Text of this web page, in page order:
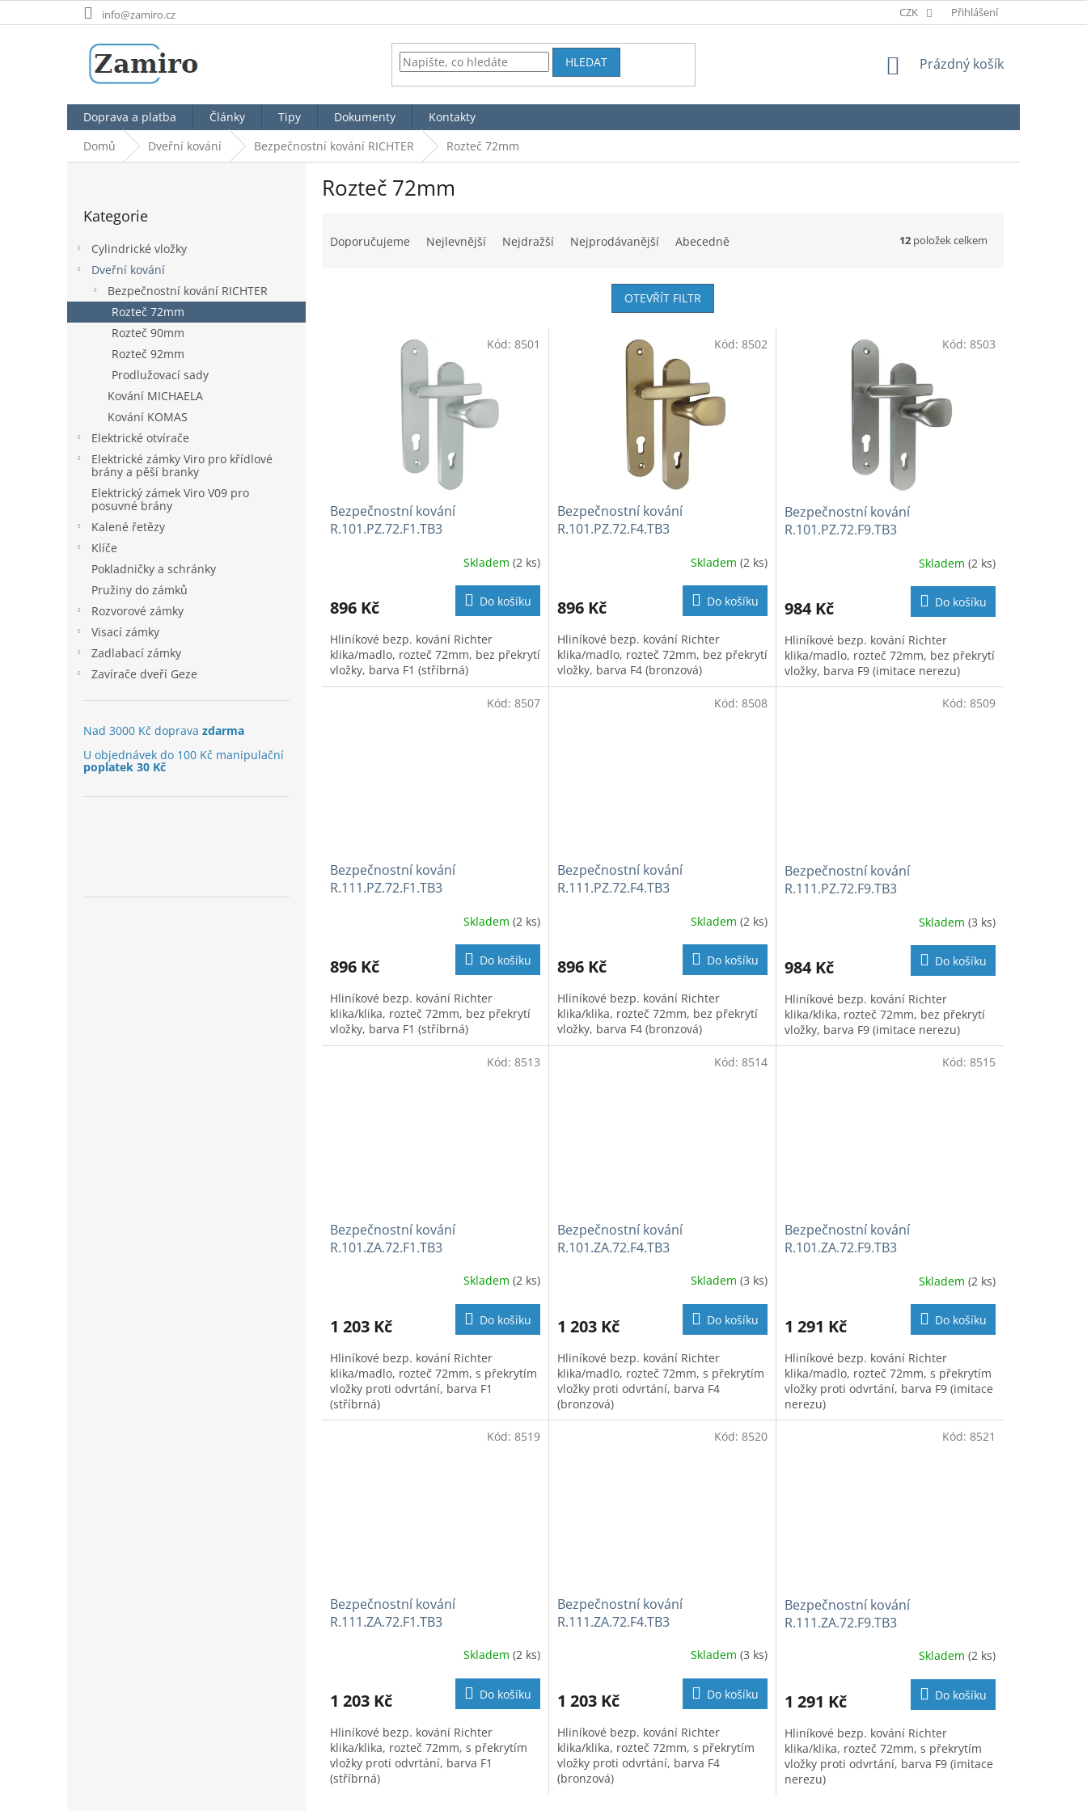
na
info@zamiro.cz CZK Přihlášení
HLEDAT
NÁKUPNÍ
Prázdný košík
Doprava a platba Články Tipy Dokumenty
Kontakty
Domů
Dveřní kování Bezpečnostní kování RICHTER Rozteč 72mm
kategorie
Kategorie
Cylindrické vložky
Dveřní kování
Bezpečnostní kování RICHTER
Rozteč 72mm
Rozteč 90mm
Rozteč 92mm
Prodlužovací sady
Kování MICHAELA
Kování KOMAS
Elektrické otvírače
Elektrické zámky Viro pro křídlové
brány a pěší branky
Elektrický zámek Viro V09 pro
posuvné brány
Kalené řetězy
Klíče
Pokladničky a schránky
Pružiny do zámků
Rozvorové zámky
Visací zámky
Zadlabací zámky
Zavírače dveří Geze
Nad 3000 Kč doprava zdarma
U objednávek do 100 Kč manipulační
poplatek 30 Kč
Rozteč 72mm
Doporučujeme Nejlevnější Nejdražší Nejprodávanější Abecedně 12 položek celkem
OTEVŘÍT FILTR
Bezpečnostní kování
R.101.PZ.72.F1.TB3
Skladem (2 ks)
896 Kč Do košíku
Hliníkové bezp. kování Richter
klika/madlo, rozteč 72mm, bez překrytí
vložky, barva F1 (stříbrná)
Kód: 8501
Bezpečnostní kování
R.101.PZ.72.F4.TB3
Skladem (2 ks)
896 Kč Do košíku
Hliníkové bezp. kování Richter
klika/madlo, rozteč 72mm, bez překrytí
vložky, barva F4 (bronzová)
Kód: 8502
Bezpečnostní kování
R.101.PZ.72.F9.TB3
Skladem (2 ks)
984 Kč Do košíku
Hliníkové bezp. kování Richter
klika/madlo, rozteč 72mm, bez překrytí
vložky, barva F9 (imitace nerezu)
Kód: 8503
Bezpečnostní kování
R.111.PZ.72.F1.TB3
Skladem (2 ks)
896 Kč Do košíku
Hliníkové bezp. kování Richter
klika/klika, rozteč 72mm, bez překrytí
vložky, barva F1 (stříbrná)
Kód: 8507
Bezpečnostní kování
R.111.PZ.72.F4.TB3
Skladem (2 ks)
896 Kč Do košíku
Hliníkové bezp. kování Richter
klika/klika, rozteč 72mm, bez překrytí
vložky, barva F4 (bronzová)
Kód: 8508
Bezpečnostní kování
R.111.PZ.72.F9.TB3
Skladem (3 ks)
984 Kč Do košíku
Hliníkové bezp. kování Richter
klika/klika, rozteč 72mm, bez překrytí
vložky, barva F9 (imitace nerezu)
Kód: 8509
Bezpečnostní kování
R.101.ZA.72.F1.TB3
Skladem (2 ks)
1 203 Kč Do košíku
Hliníkové bezp. kování Richter
klika/madlo, rozteč 72mm, s překrytím
vložky proti odvrtání, barva F1
(stříbrná)
Kód: 8513
Bezpečnostní kování
R.101.ZA.72.F4.TB3
Skladem (3 ks)
1 203 Kč Do košíku
Hliníkové bezp. kování Richter
klika/madlo, rozteč 72mm, s překrytím
vložky proti odvrtání, barva F4
(bronzová)
Kód: 8514
Bezpečnostní kování
R.101.ZA.72.F9.TB3
Skladem (2 ks)
1 291 Kč Do košíku
Hliníkové bezp. kování Richter
klika/madlo, rozteč 72mm, s překrytím
vložky proti odvrtání, barva F9 (imitace
nerezu)
Kód: 8515
Bezpečnostní kování
R.111.ZA.72.F1.TB3
Skladem (2 ks)
1 203 Kč Do košíku
Hliníkové bezp. kování Richter
klika/klika, rozteč 72mm, s překrytím
vložky proti odvrtání, barva F1
(stříbrná)
Kód: 8519
Bezpečnostní kování
R.111.ZA.72.F4.TB3
Skladem (3 ks)
1 203 Kč Do košíku
Hliníkové bezp. kování Richter
klika/klika, rozteč 72mm, s překrytím
vložky proti odvrtání, barva F4
(bronzová)
Kód: 8520
Bezpečnostní kování
R.111.ZA.72.F9.TB3
Skladem (2 ks)
1 291 Kč Do košíku
Hliníkové bezp. kování Richter
klika/klika, rozteč 72mm, s překrytím
vložky proti odvrtání, barva F9 (imitace
nerezu)
Kód: 8521